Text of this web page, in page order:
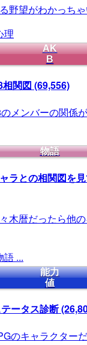
野望がわかっち
理
AK
B
関図 (69,556)
メンバーの関係
物語
ラとの相関図を見
木暦だったら他
語 ...
能力
値
ータス診断
のキャラクター